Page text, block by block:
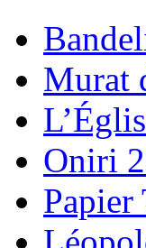
Murat
Oniri
Papier